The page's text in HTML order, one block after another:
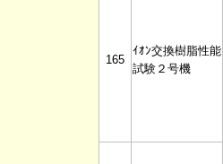
165
ｲｵﾝ交換樹脂性能
試験２号機